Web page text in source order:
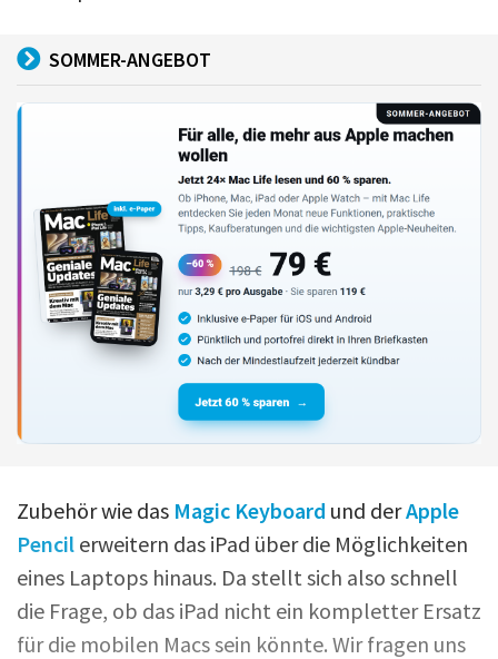
SOMMER-ANGEBOT
Zubehör wie das Magic Keyboard und derApple
Pencil erweitern das iPad über die Möglichkeiten
eines Laptops hinaus. Da stellt sich also schnell
die Frage, ob das iPad nicht ein kompletter Ersatz
für die mobilen Macs sein könnte. Wir fragen uns